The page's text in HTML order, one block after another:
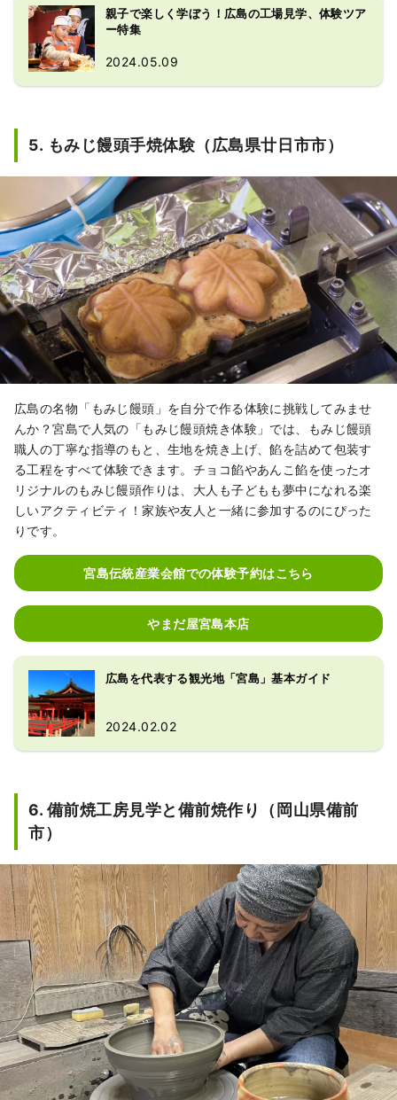
親子で楽しく学ぼう！広島の工場見学、体験ツア
ー特集
2024.05.09
5. もみじ饅頭手焼体験（広島県廿日市市）
広島の名物「もみじ饅頭」を自分で作る体験に挑戦してみませ
んか？宮島で人気の「もみじ饅頭焼き体験」では、もみじ饅頭
職人の丁寧な指導のもと、生地を焼き上げ、餡を詰めて包装す
る工程をすべて体験できます。チョコ餡やあんこ餡を使ったオ
リジナルのもみじ饅頭作りは、大人も子どもも夢中になれる楽
しいアクティビティ！家族や友人と一緒に参加するのにぴった
りです。
宮島伝統産業会館での体験予約はこちら
やまだ屋宮島本店
広島を代表する観光地「宮島」基本ガイド
2024.02.02
6. 備前焼工房見学と備前焼作り（岡山県備前
市）